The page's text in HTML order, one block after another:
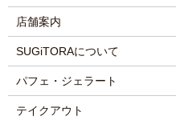
店舗案内
SUGiTORAについて
パフェ・ジェラート
テイクアウト